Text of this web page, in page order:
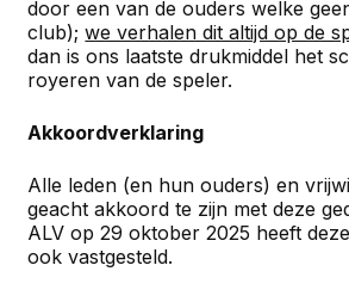
door een van de ouders welke
club);we verhalen dit altijd op de
dan is ons laatste drukmiddel het
royeren van de speler.
Akkoordverklaring
Alle leden (en hun ouders) en
geacht akkoord te zijn met deze
ALV op 29 oktober 2025 heeft
ook vastgesteld.